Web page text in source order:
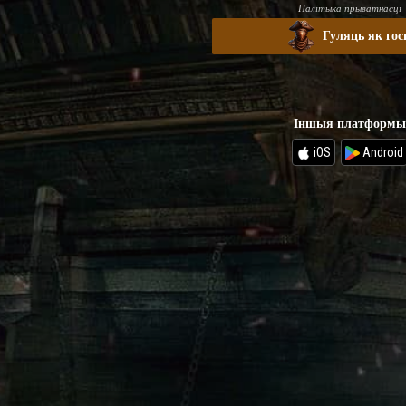
Палітыка прыватнасці
Гуляць як
Іншыя платформы
iOS Android